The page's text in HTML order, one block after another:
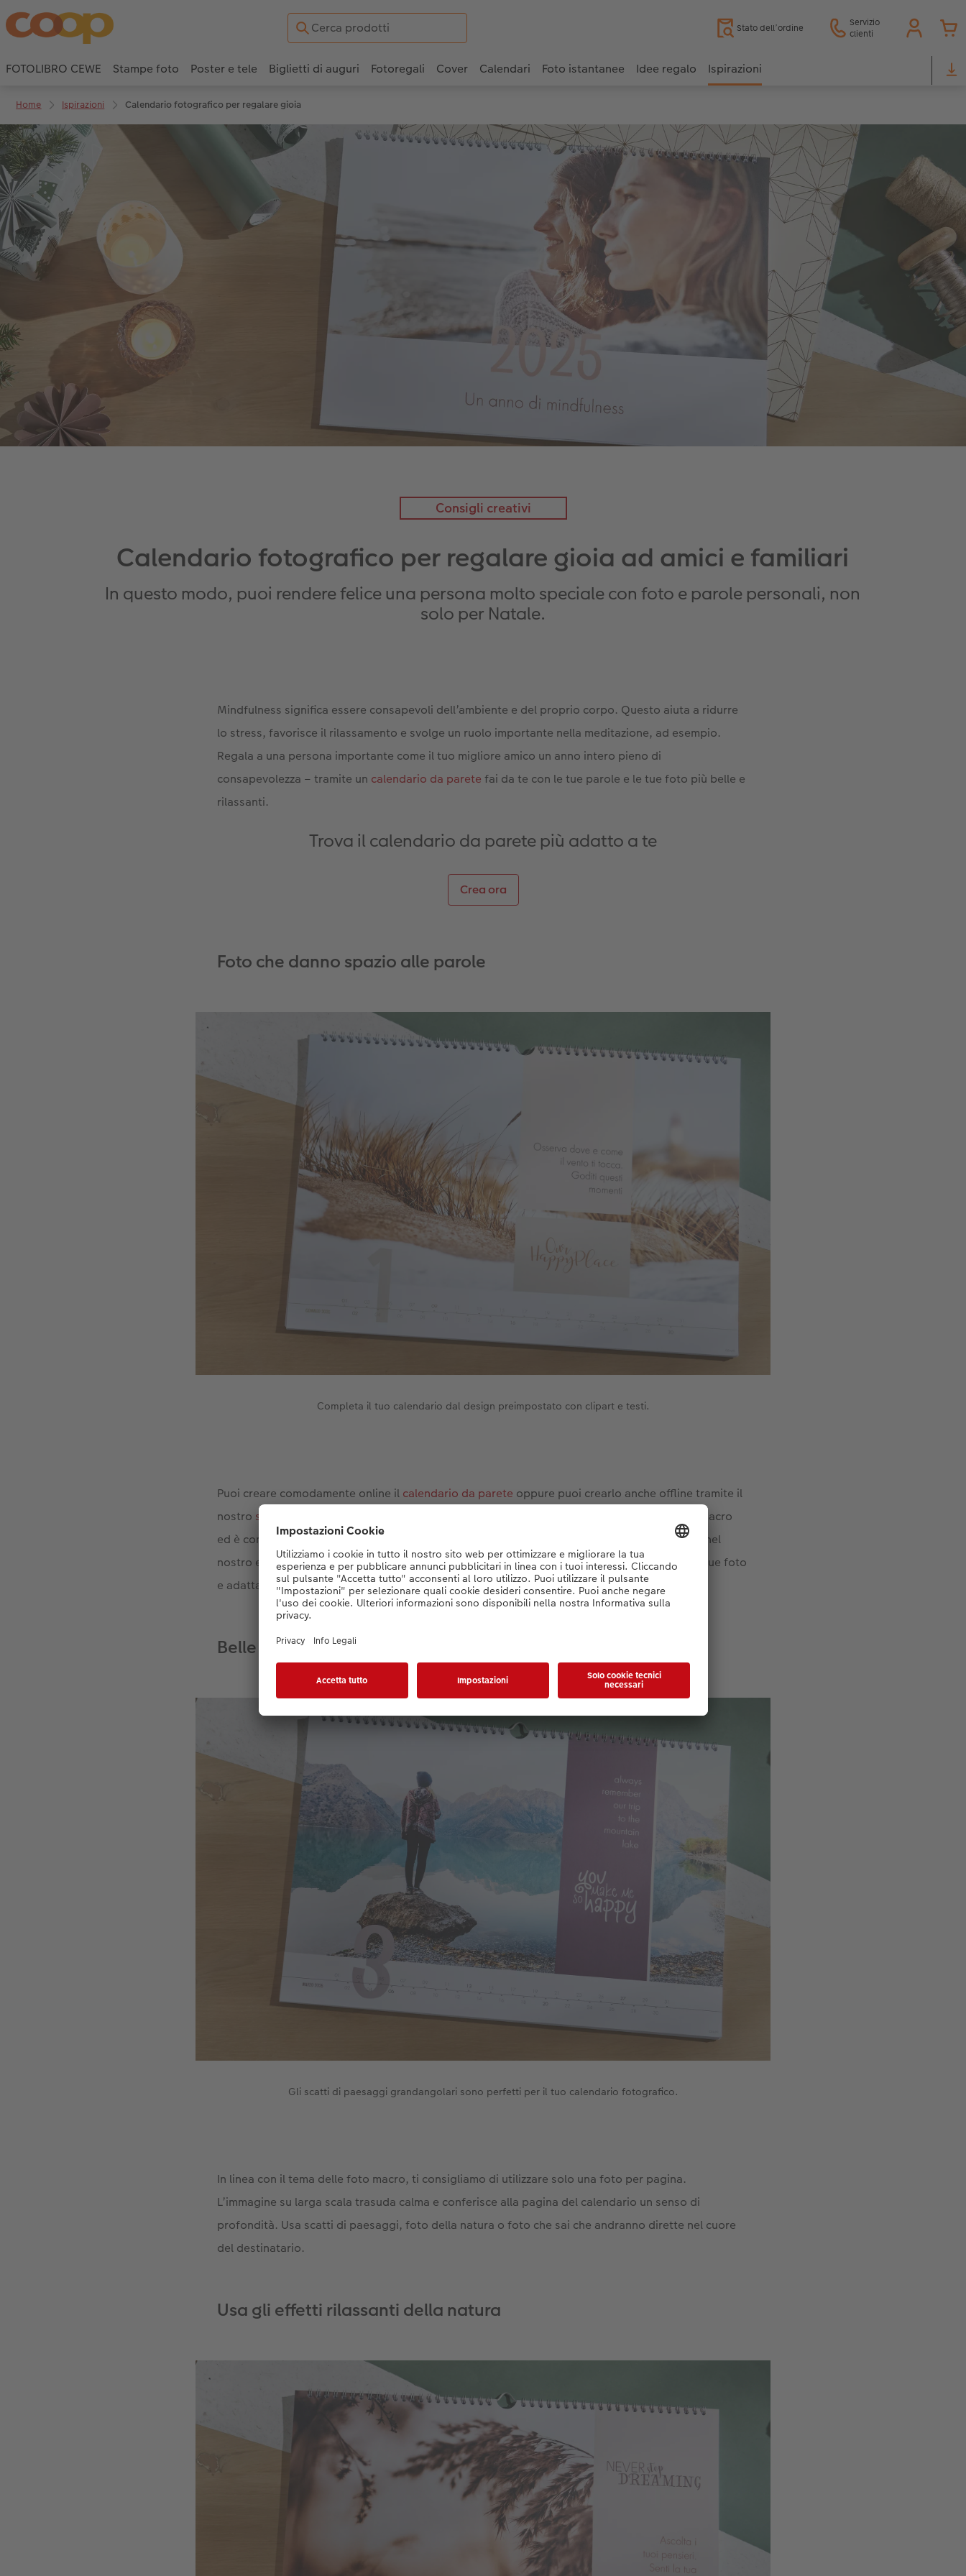
Stato dell’ordine
Servizio
clienti
FOTOLIBRO CEWE Stampe foto Poster e tele Biglietti di auguri Fotoregali Cover Calendari Foto istantanee Idee regalo Ispirazioni
Home Ispirazioni Calendario fotografico per regalare gioia
Consigli creativi
Calendario fotografico per regalare gioia ad amici e familiari
In questo modo, puoi rendere felice una persona molto speciale con foto e parole personali, non
solo per Natale.
Mindfulness significa essere consapevoli dell’ambiente e del proprio corpo. Questo aiuta a ridurre
lo stress, favorisce il rilassamento e svolge un ruolo importante nella meditazione, ad esempio.
Regala a una persona importante come il tuo migliore amico un anno intero pieno di
consapevolezza – tramite un calendario da parete fai da te con le tue parole e le tue foto più belle e
rilassanti.
Trova il calendario da parete più adatto a te
Crea ora
Foto che danno spazio alle parole
Completa il tuo calendario dal design preimpostato con clipart e testi.
Puoi creare comodamente online il calendario da parete oppure puoi crearlo anche offline tramite il
nostro software gratuito CEWE
è particolarmente adatto le foto macro
ed è combinato con clipart e messaggi sul tema della bellezza. Suggerimento: utilizza, come nel
nostro esempio, un calendario con un layout preimpostato. Puoi facilmente riempirlo con le tue foto
e adattarlo con clipart e testo in pochi passaggi.
Belle prospettive: fotografie piene di tranquillità
Gli scatti di paesaggi grandangolari sono perfetti per il tuo calendario fotografico.
In linea con il tema delle foto macro, ti consigliamo di utilizzare solo una foto per pagina.
L’immagine su larga scala trasuda calma e conferisce alla pagina del calendario un senso di
profondità. Usa scatti di paesaggi, foto della natura o foto che sai che andranno dirette nel cuore
del destinatario.
Usa gli effetti rilassanti della natura